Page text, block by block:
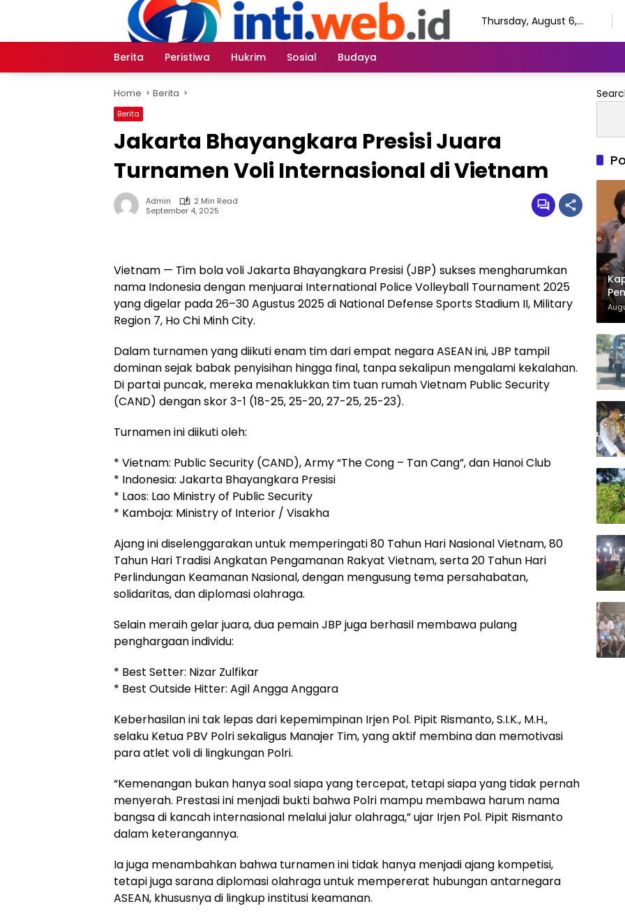
Thursday, August 6,
Berita
Peristiwa Hukrim Sosial Budaya
Home Berita
Berita
Jakarta Bhayangkara Presisi Juara
Turnamen Voli Internasional di Vietnam
Admin
2 Min Read
September 4, 2025
Vietnam — Tim bola voli Jakarta Bhayangkara Presisi (JBP) sukses mengharumkan
nama Indonesia dengan menjuarai International Police Volleyball Tournament 2025
yang digelar pada 26–30 Agustus 2025 di National Defense Sports Stadium II, Military
Region 7, Ho Chi Minh City.
Dalam turnamen yang diikuti enam tim dari empat negara ASEAN ini, JBP tampil
dominan sejak babak penyisihan hingga final, tanpa sekalipun mengalami kekalahan.
Di partai puncak, mereka menaklukkan tim tuan rumah Vietnam Public Security
(CAND) dengan skor 3-1 (18-25, 25-20, 27-25, 25-23).
Turnamen ini diikuti oleh:
* Vietnam: Public Security (CAND), Army “The Cong – Tan Cang”, dan Hanoi Club
* Indonesia: Jakarta Bhayangkara Presisi
* Laos: Lao Ministry of Public Security
* Kamboja: Ministry of Interior / Visakha
Ajang ini diselenggarakan untuk memperingati 80 Tahun Hari Nasional Vietnam, 80
Tahun Hari Tradisi Angkatan Pengamanan Rakyat Vietnam, serta 20 Tahun Hari
Perlindungan Keamanan Nasional, dengan mengusung tema persahabatan,
solidaritas, dan diplomasi olahraga.
Selain meraih gelar juara, dua pemain JBP juga berhasil membawa pulang
penghargaan individu:
* Best Setter: Nizar Zulfikar
* Best Outside Hitter: Agil Angga Anggara
Keberhasilan ini tak lepas dari kepemimpinan Irjen Pol. Pipit Rismanto, S.I.K., M.H.,
selaku Ketua PBV Polri sekaligus Manajer Tim, yang aktif membina dan memotivasi
para atlet voli di lingkungan Polri.
“Kemenangan bukan hanya soal siapa yang tercepat, tetapi siapa yang tidak pernah
menyerah. Prestasi ini menjadi bukti bahwa Polri mampu membawa harum nama
bangsa di kancah internasional melalui jalur olahraga,” ujar Irjen Pol. Pipit Rismanto
dalam keterangannya.
Ia juga menambahkan bahwa turnamen ini tidak hanya menjadi ajang kompetisi,
tetapi juga sarana diplomasi olahraga untuk mempererat hubungan antarnegara
ASEAN, khususnya di lingkup institusi keamanan.
A